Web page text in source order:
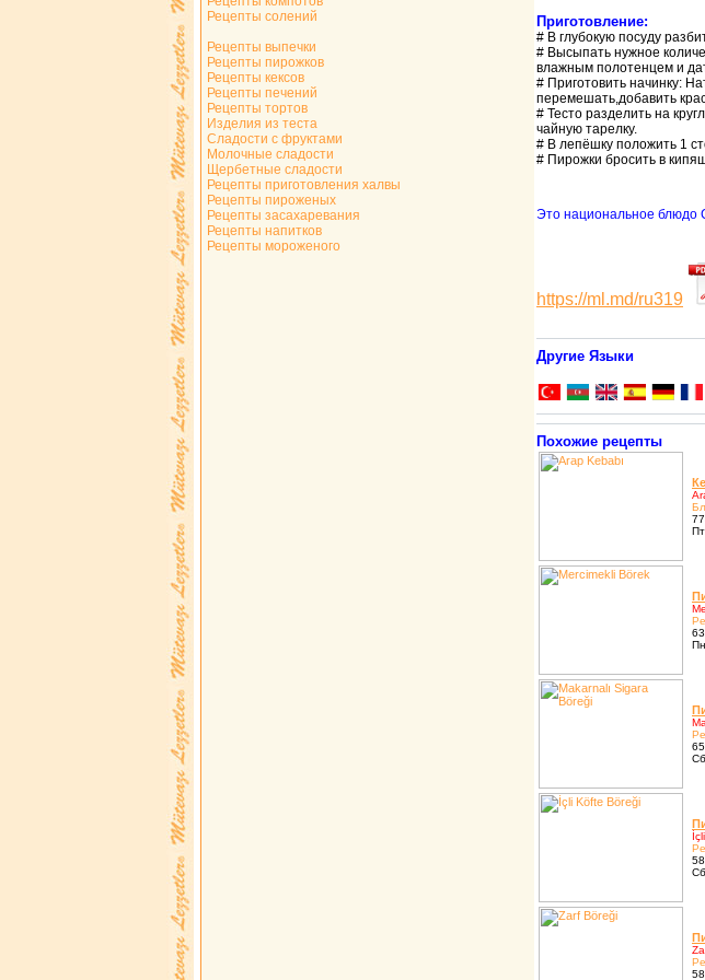
Рецепты солений
Рецепты выпечки
Рецепты пирожков
Рецепты кексов
Рецепты печений
Рецепты тортов
Изделия из теста
Сладости с фруктами
Молочные сладости
Щербетные сладости
Рецепты приготовления халвы
Рецепты пироженых
Рецепты засахаревания
Рецепты напитков
Рецепты мороженого
Приготовление:
# В глубокую посуду
# Высыпать нужное
влажным полотенцем и
# Пpиготовить начинку:
пеpемешать,добавить
# Тесто pазделить на
чайную таpелку.
# В лепёшку положить 1
# Пиpожки бpосить в
Это национальное блюдо
https://ml.md/ru319
Другие Языки
Похожие рецепты